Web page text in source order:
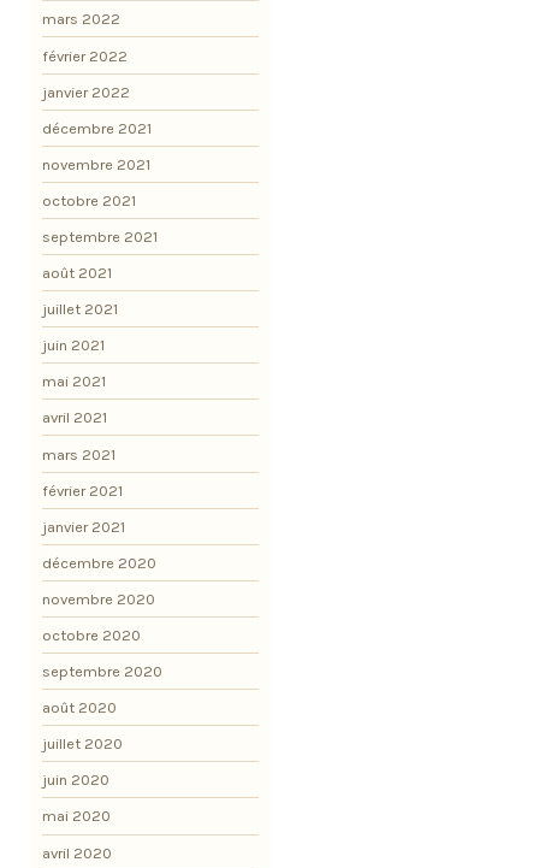
mars 2022
février 2022
janvier 2022
décembre 2021
novembre 2021
octobre 2021
septembre 2021
août 2021
juillet 2021
juin 2021
mai 2021
avril 2021
mars 2021
février 2021
janvier 2021
décembre 2020
novembre 2020
octobre 2020
septembre 2020
août 2020
juillet 2020
juin 2020
mai 2020
avril 2020